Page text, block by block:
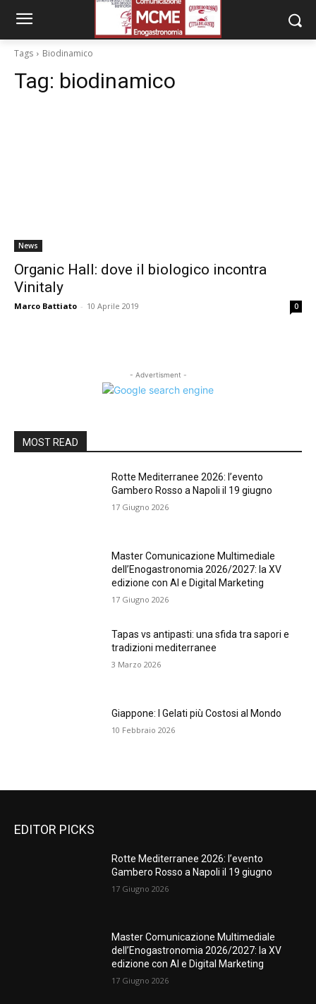
Tags Biodinamico
Tag: biodinamico
News
Organic Hall: dove il biologico incontra
Vinitaly
Marco Battiato - 10 Aprile 2019 0
- Advertisment -
MOST READ
Rotte Mediterranee 2026: l’evento
Gambero Rosso a Napoli il 19 giugno
17 Giugno 2026
Master Comunicazione Multimediale
dell’Enogastronomia 2026/2027: la XV
edizione con AI e Digital Marketing
17 Giugno 2026
Tapas vs antipasti: una sfida tra sapori e
tradizioni mediterranee
3 Marzo 2026
Giappone: I Gelati più Costosi al Mondo
10 Febbraio 2026
EDITOR PICKS
Rotte Mediterranee 2026: l’evento
Gambero Rosso a Napoli il 19 giugno
17 Giugno 2026
Master Comunicazione Multimediale
dell’Enogastronomia 2026/2027: la XV
edizione con AI e Digital Marketing
17 Giugno 2026